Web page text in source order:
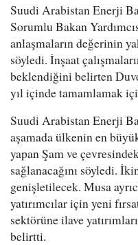
Suudi Arabistan Enerji
Sorumlu Bakan
anlaşmaların değerinin
söyledi. İnşaat
beklendiğini belirten
yıl içinde tamamlamak
Suudi Arabistan Enerji
aşamada ülkenin en
yapan Şam ve
sağlanacağını söyledi.
genişletilecek. Musa
yatırımcılar için yeni
sektörüne ilave
belirtti.